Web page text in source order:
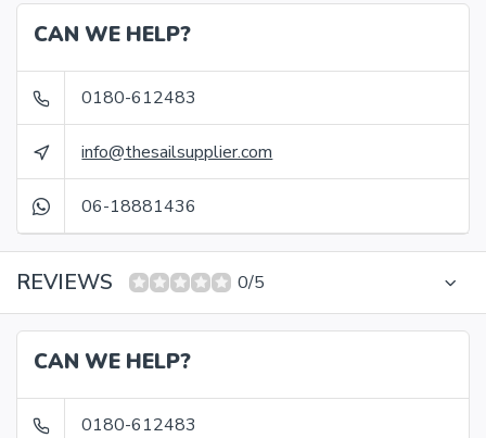
CAN WE HELP?
0180-612483
info@thesailsupplier.com
06-18881436
REVIEWS 0/5
CAN WE HELP?
0180-612483